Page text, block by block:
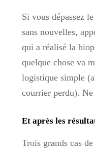
Si vous dépassez
sans nouvelles,
qui a réalisé la
quelque chose va
logistique simple
courrier perdu). Ne
Et après les
Trois grands cas